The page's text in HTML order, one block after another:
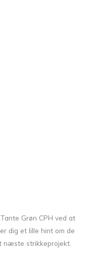
Grøn CPH ved at
dig et lille hint om de
næste strikkeprojekt.